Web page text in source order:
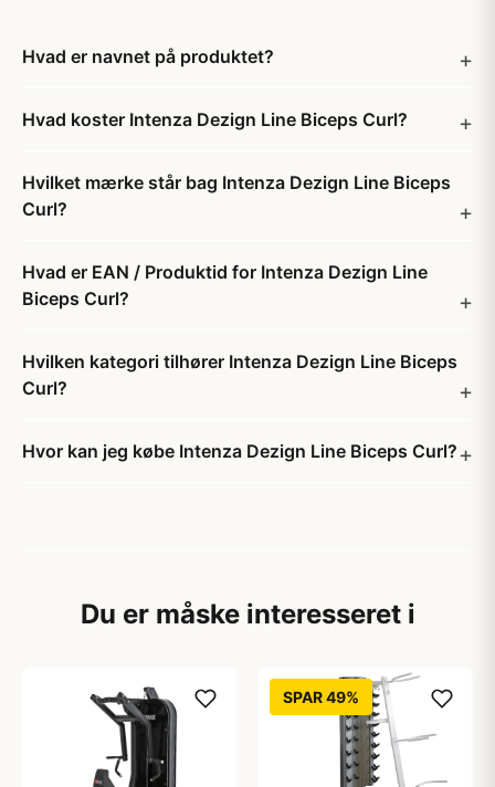
Hvad er navnet på produktet?
Hvad koster Intenza Dezign Line Biceps Curl?
Hvilket mærke står bag Intenza Dezign Line Biceps
Curl?
Hvad er EAN / Produktid for Intenza Dezign Line
Biceps Curl?
Hvilken kategori tilhører Intenza Dezign Line Biceps
Curl?
Hvor kan jeg købe Intenza Dezign Line Biceps Curl?
Du er måske interesseret i
SPAR 49%